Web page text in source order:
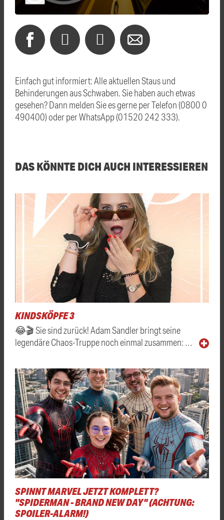
Einfach gut informiert: Alle aktuellen Staus und
Behinderungen aus Schwaben. Sie haben auch etwas
gesehen? Dann melden Sie es gerne per Telefon (0800 0
490400) oder per WhatsApp (01520 242 333).
DAS KÖNNTE DICH AUCH INTERESSIEREN
KINDSKÖPFE 3
😂🎬 Sie sind zurück! Adam Sandler bringt seine
legendäre Chaos-Truppe noch einmal zusammen: …
SPINNT MARVEL JETZT KOMPLETT?
"SPIDERMAN - BRAND NEW DAY" (ACHTUNG:
SPOILER-ALARM!)